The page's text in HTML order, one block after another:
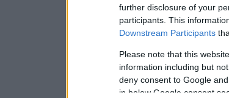
further disclosure of your
participants. This
Downstream Participants
Please note that this
information including but
deny consent to Google
in below Google consent